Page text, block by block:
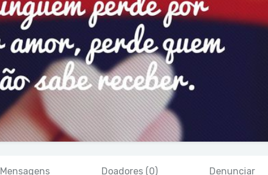
Mensagens Doadores (0) Denunciar